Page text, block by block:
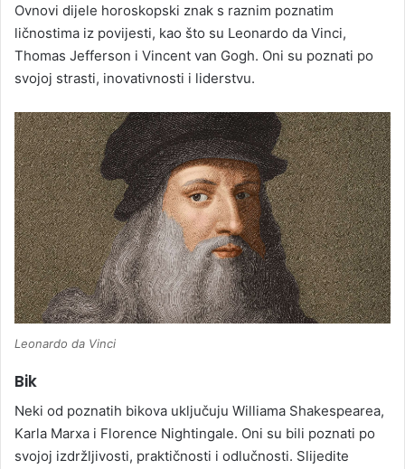
Ovnovi dijele horoskopski znak s raznim poznatim
ličnostima iz povijesti, kao što su Leonardo da Vinci,
Thomas Jefferson i Vincent van Gogh. Oni su poznati po
svojoj strasti, inovativnosti i liderstvu.
Leonardo da Vinci
Bik
Neki od poznatih bikova uključuju Williama Shakespearea,
Karla Marxa i Florence Nightingale. Oni su bili poznati po
svojoj izdržljivosti, praktičnosti i odlučnosti. Slijedite